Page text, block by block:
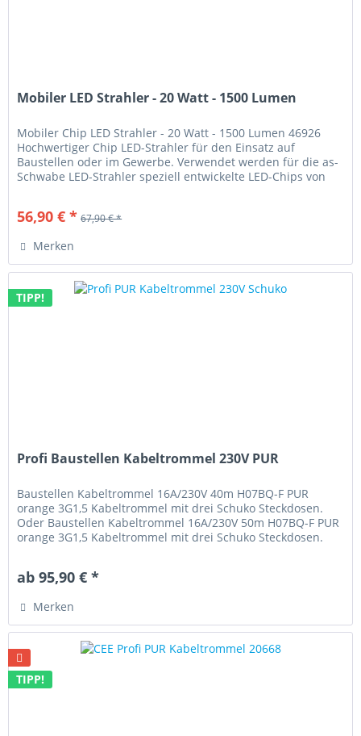
Mobiler LED Strahler - 20 Watt - 1500 Lumen
Mobiler Chip LED Strahler - 20 Watt - 1500 Lumen 46926
Hochwertiger Chip LED-Strahler für den Einsatz auf
Baustellen oder im Gewerbe. Verwendet werden für die as-
Schwabe LED-Strahler speziell entwickelte LED-Chips von
56,90 € * 67,90 € *
Merken
TIPP!
Profi Baustellen Kabeltrommel 230V PUR
Baustellen Kabeltrommel 16A/230V 40m H07BQ-F PUR
orange 3G1,5 Kabeltrommel mit drei Schuko Steckdosen.
Oder Baustellen Kabeltrommel 16A/230V 50m H07BQ-F PUR
orange 3G1,5 Kabeltrommel mit drei Schuko Steckdosen.
ab 95,90 € *
Merken
TIPP!